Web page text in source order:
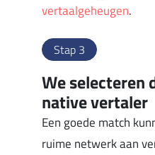
vertaalgeheugen.
Stap 3
We selecteren
native vertaler
Een goede match
ruime netwerk aan